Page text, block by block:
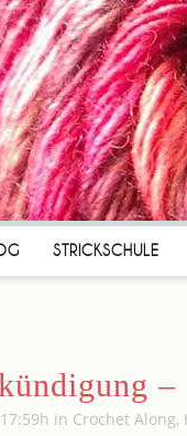
STRICKSCHULE
–
in Crochet Along,